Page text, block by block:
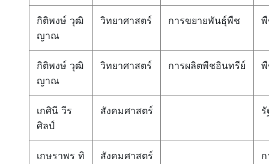
กิติพงษ์ วุฒิ
ญาณ
วิทยาศาสตร์ การขยายพันธ์ุพืช
กิติพงษ์ วุฒิ
ญาณ
วิทยาศาสตร์ การผลิตพืชอินทรีย์
เกศินี วีร
ศิลป์
สังคมศาสตร์
เกษราพร ทิ
สังคมศาสตร์